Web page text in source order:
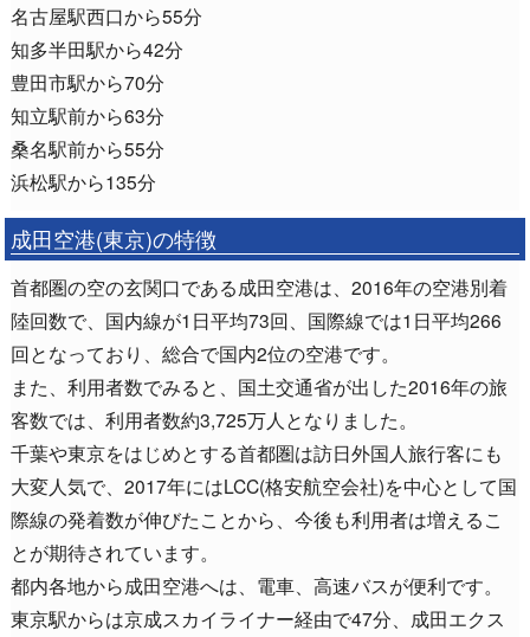
名古屋駅西口から55分
知多半田駅から42分
豊田市駅から70分
知立駅前から63分
桑名駅前から55分
浜松駅から135分
成田空港(東京)の特徴
首都圏の空の玄関口である成田空港は、2016年の空港別着
陸回数で、国内線が1日平均73回、国際線では1日平均266
回となっており、総合で国内2位の空港です。
また、利用者数でみると、国土交通省が出した2016年の旅
客数では、利用者数約3,725万人となりました。
千葉や東京をはじめとする首都圏は訪日外国人旅行客にも
大変人気で、2017年にはLCC(格安航空会社)を中心として国
際線の発着数が伸びたことから、今後も利用者は増えるこ
とが期待されています。
都内各地から成田空港へは、電車、高速バスが便利です。
東京駅からは京成スカイライナー経由で47分、成田エクス